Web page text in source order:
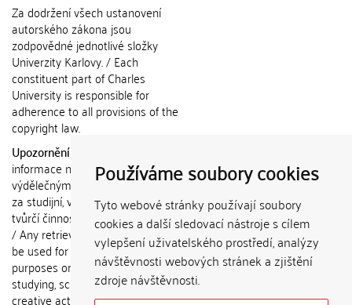
Používáme soubory cookies
Tyto webové stránky používají soubory
cookies a další sledovací nástroje s cílem
vylepšení uživatelského prostředí, analýzy
návštěvnosti webových stránek a zjištění
zdroje návštěvnosti.
Za dodržení všech ustanovení
autorského zákona jsou
zodpovědné jednotlivé složky
Univerzity Karlovy. / Each
constituent part of Charles
University is responsible for
adherence to all provisions of the
copyright law.
Upozornění / Notice:
informace nemohou být použity k
výdělečným účelům nebo vydávány
za studijní, vědeckou nebo jinou
tvůrčí činnost jiné osoby než autora.
/ Any retrieved information shall not
be used for any commercial
purposes or claimed as results of
studying, scientific or any other
creative activities of any person